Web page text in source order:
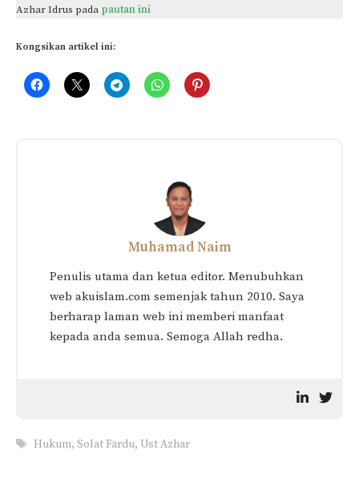
Azhar Idrus pada pautan ini
Kongsikan artikel ini:
Muhamad Naim
Penulis utama dan ketua editor. Menubuhkan
web akuislam.com semenjak tahun 2010. Saya
berharap laman web ini memberi manfaat
kepada anda semua. Semoga Allah redha.
Tags
Hukum, Solat Fardu,Ust Azhar